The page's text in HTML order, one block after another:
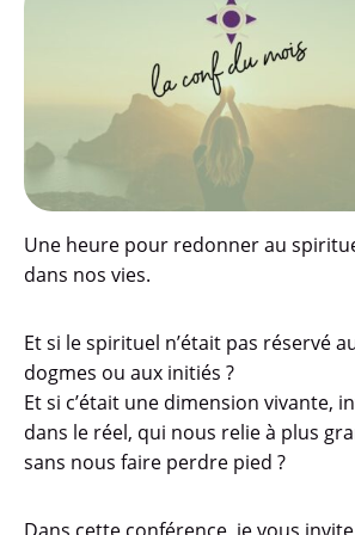
Une heure pour redonner au
dans nos vies.
Et si le spirituel n’était pas réservé
dogmes ou aux initiés ?
Et si c’était une dimension vivante,
dans le réel, qui nous relie à plus
sans nous faire perdre pied ?